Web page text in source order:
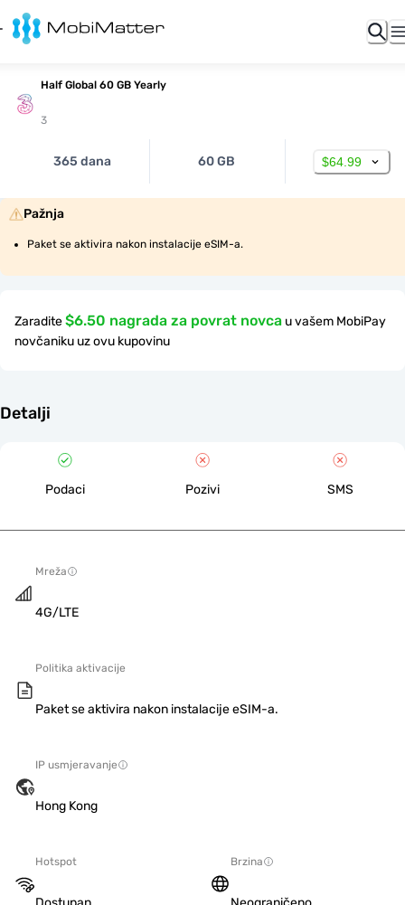
Half Global 60 GB Yearly
3
365 dana 60 GB $64.99
Pažnja
Paket se aktivira nakon instalacije eSIM-a.
Zaradite$6.50 nagrada za povrat novca u vašem MobiPay
novčaniku uz ovu kupovinu
Detalji
Podaci Pozivi SMS
Mreža
4G/LTE
Politika aktivacije
Paket se aktivira nakon instalacije eSIM-a.
IP usmjeravanje
Hong Kong
Hotspot Brzina